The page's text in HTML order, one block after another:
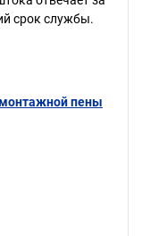
срок службы.
пены